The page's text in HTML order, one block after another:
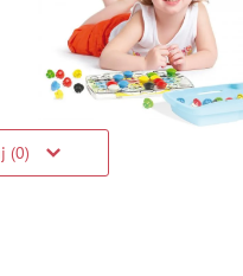
(0)